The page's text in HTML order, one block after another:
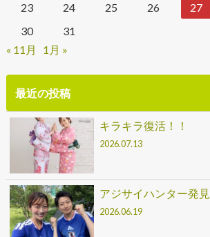
23
24 25 26 27
30
31
« 11月
1月 »
最近の投稿
キラキラ復活！！
2026.07.13
アジサイハンター発見
2026.06.19